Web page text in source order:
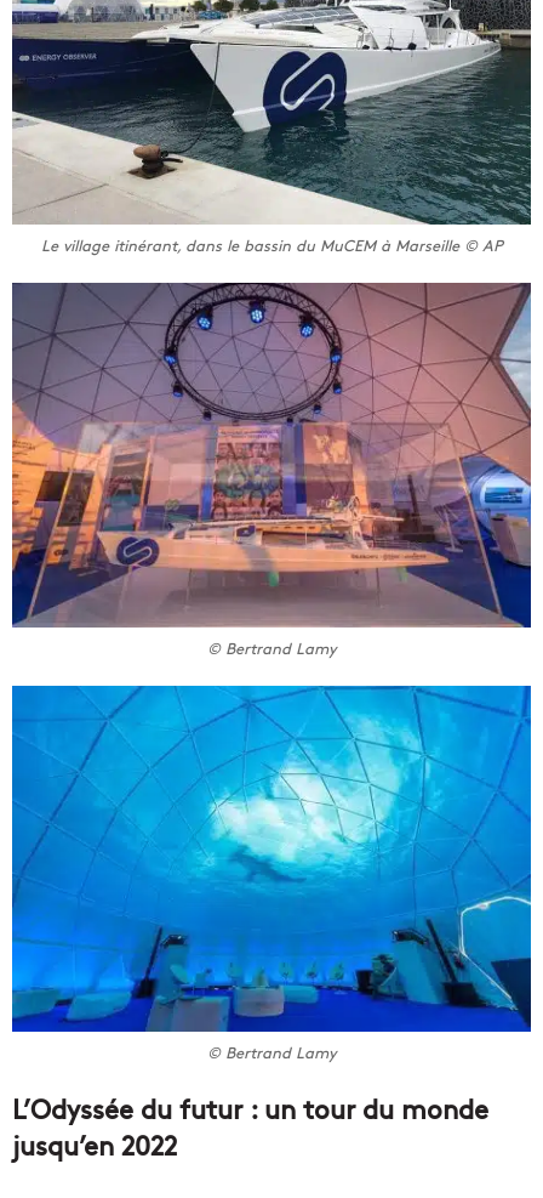
Le village itinérant, dans le bassin du MuCEM à Marseille © AP
© Bertrand Lamy
© Bertrand Lamy
L’Odyssée du futur : un tour du monde
jusqu’en 2022